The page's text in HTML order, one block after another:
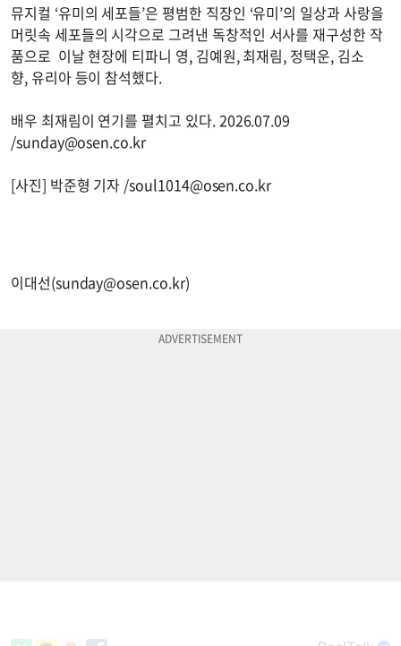
뮤지컬 ‘유미의 세포들’은 평범한 직장인 ‘유미’의 일상과 사랑을
머릿속 세포들의 시각으로 그려낸 독창적인 서사를 재구성한 작
품으로 이날 현장에 티파니 영, 김예원, 최재림, 정택운, 김소
향, 유리아 등이 참석했다.
배우 최재림이 연기를 펼치고 있다. 2026.07.09
/sunday@osen.co.kr
[사진] 박준형 기자 /soul1014@osen.co.kr
이대선(sunday@osen.co.kr)